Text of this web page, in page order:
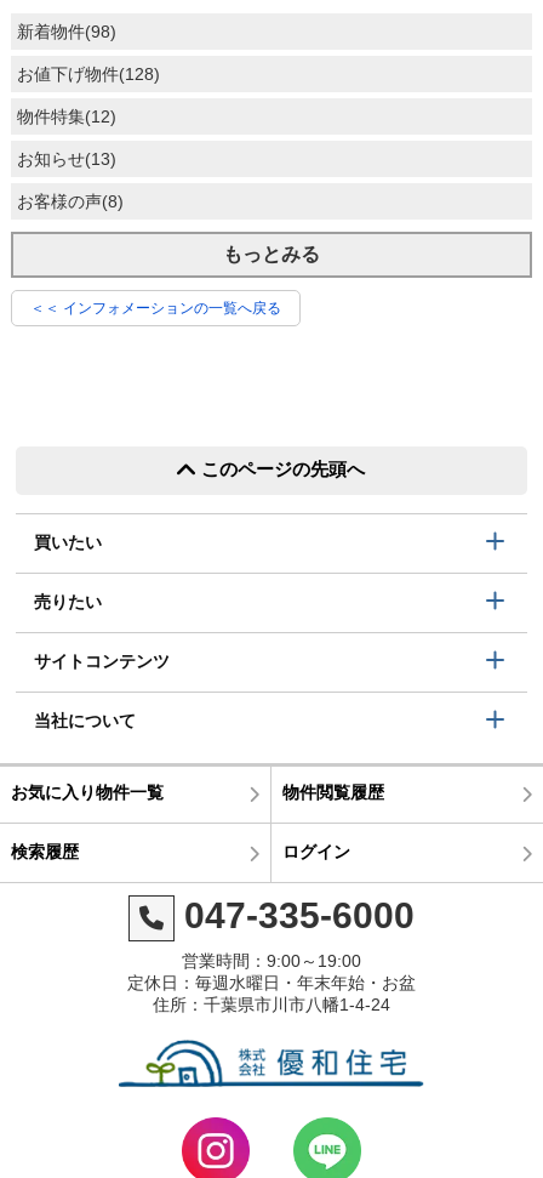
新着物件(98)
お値下げ物件(128)
物件特集(12)
お知らせ(13)
お客様の声(8)
もっとみる
＜＜ インフォメーションの一覧へ戻る
このページの先頭へ
買いたい
売りたい
サイトコンテンツ
当社について
お気に入り物件一覧 物件閲覧履歴
検索履歴 ログイン
047-335-6000
営業時間：9:00～19:00
定休日：毎週水曜日・年末年始・お盆
住所：千葉県市川市八幡1-4-24